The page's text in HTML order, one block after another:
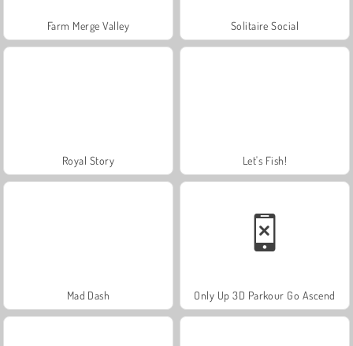
Farm Merge Valley Solitaire Social
Royal Story Let's Fish!
Mad Dash Only Up 3D Parkour Go Ascend